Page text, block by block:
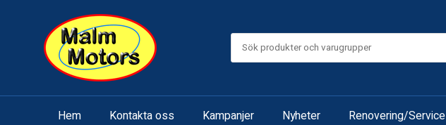
Hem Kontakta oss Kampanjer Nyheter Renovering/Service